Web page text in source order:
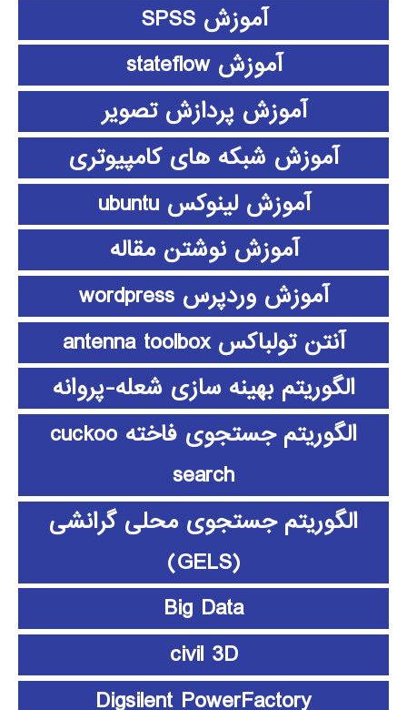
آموزش SPSS
آموزش stateflow
آموزش پردازش تصویر
آموزش شبکه های کامپیوتری
آموزش لینوکس ubuntu
آموزش نوشتن مقاله
آموزش وردپرس wordpress
آنتن تولباکس antenna toolbox
الگوریتم بهینه سازی شعله-پروانه
الگوریتم جستجوی فاخته cuckoo
search
الگوریتم جستجوی محلی گرانشی
(GELS)
Big Data
civil 3D
Digsilent PowerFactory